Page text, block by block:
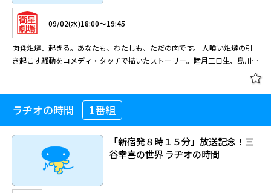
橋田壽賀子脚本による国民的ホームドラマ第7シリーズ。時代と共に変わる
橋田壽賀子ドラマ「渡る世間は鬼ば
08/14(金)07:00～07:50
橋田壽賀子脚本による国民的人気ホームドラマ「渡る世間は鬼ばかり」の第
8シリーズ。このシリーズから、藤岡琢也 に代わって宇津井健が父・岡倉大
吉として登場。第1シリーズのスタートから15年、物語は“家族の愛”をテー
マに大吉 と5人の娘たち、そしてその家族の生活を追いながら、日々の暮ら
い、夫の思い、妻の思い、姑の思い、それぞれの思惑が交錯し、またまた大
［字］橋田壽賀子ドラマ「渡る世間
は鬼ばかり」（第８シリーズ）第8
回
08/18(火)20:00～21:00
橋田壽賀子脚本による国民的人気ホームドラマ「渡る世間は鬼ばかり」の第
8シリーズ。このシリーズから、藤岡琢也 に代わって宇津井健が父・岡倉大
場するも、場違いなニッカボッカ姿と生意気な態度が問題視され、あえなく
落選してしまう。だが審査員を務めたＳＴＶラジオのディレクター竹田は、
観客を圧倒した千春の歌に魅せられ、その才能を確信する。竹田の助言を受
けた千春が足寄で曲を書き続ける一方、竹田はなんとか自分の番組から千春
を世に出そうと懸命な努力を続けていた。
北海道・足寄が生んだ人気シンガー・ソングライター、松山千春。その自伝
をもとに、彼のデビュー秘話を映画化した音楽伝記ドラマ。大東駿介が若き
日の松山役を熱演した。 楽曲：松山千春（我家） シンガー・ソングライタ
ーの松山が、２３歳のときに出版した自伝「足寄より」を映画化した音楽伝
記ドラマ。コンテストで落選しながら、突出した個性と歌の実力で頭角を現
わしてゆく松山のデビュー秘話、そして彼のルーツである北海道・足寄で歌
い続ける信念が描かれる。「クローズＺＥＲＯ」シリーズやテレビ小説「ウ
ェルかめ」などで注目された大東が新人時代の松山役を熱演。松山による主
題歌「我家」に加え、映画版のタイトルにもなった代表曲「旅立ち」をはじ
寄町に暮らす１９歳の青年・千春は、全国フォーク音楽祭の北海道大会に出
場するも、場違いなニッカボッカ姿と生意気な態度が問題視され、あえなく
落選してしまう。だが審査員を務めたＳＴＶラジオのディレクター竹田は、
観客を圧倒した千春の歌に魅せられ、その才能を確信する。竹田の助言を受
09/02(水)18:00～19:45
肉食炬燵、起きる。あなたも、わたしも、ただの肉です。 人喰い炬燵の引
き起こす騒動をコメディ・タッチで描いたストーリー。睦月三日生、島川
（河合）は、リサイクル専門の電気店を営む浜利一（柄本）とゴミ捨て場に
ガラクタを拾いに行き、そこで炬燵を見つけ持ち帰ることに。それから、身
の回りで不吉なことが起こり始めた浜は、道夫の額にできた炬燵と同じ文様
のコブを見て驚いた。それは炬燵の封印だったのだ。目覚めた人喰い炬燵
は、別の部屋の炬燵を道夫の部屋に置き、自らは人を襲い始めていた。
衛星劇場シアター バトルヒーター
09/02(水)18:00～19:45
ラヂオの時間 1番組
「新宿発８時１５分」放送記念！三
谷幸喜の世界 ラヂオの時間